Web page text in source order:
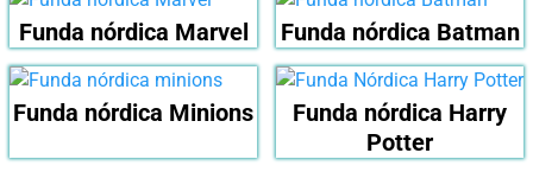
Funda nórdica Marvel Funda nórdica Batman
Funda nórdica Minions
Funda nórdica Harry
Potter